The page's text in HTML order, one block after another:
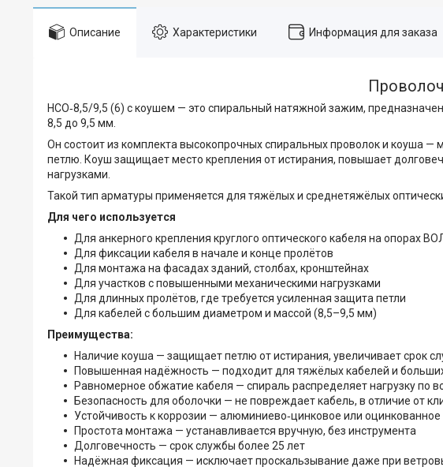
Описание Характеристики Информация для заказа
НСО‑8,5/9,5 (6) с коушем — это спиральный натяжной зажим,
8,5 до 9,5 мм.
Он состоит из комплекта высокопрочных спиральных проволок и коуша
петлю. Коуш защищает место крепления от истирания, повышает
нагрузками.
Такой тип арматуры применяется для тяжёлых и среднетяжёлых
Для чего используется
Для анкерного крепления круглого оптического кабеля на опорах
Для фиксации кабеля в начале и конце пролётов
Для монтажа на фасадах зданий, столбах, кронштейнах
Для участков с повышенными механическими нагрузками
Для длинных пролётов, где требуется усиленная защита петли
Для кабелей с большим диаметром и массой (8,5–9,5 мм)
Преимущества:
Наличие коуша — защищает петлю от истирания, увеличивает срок
Повышенная надёжность — подходит для тяжёлых кабелей и
Равномерное обжатие кабеля — спираль распределяет нагрузку по
Безопасность для оболочки — не повреждает кабель, в отличие от
Устойчивость к коррозии — алюминиево‑цинковое или
Простота монтажа — устанавливается вручную, без инструмента
Долговечность — срок службы более 25 лет
Надёжная фиксация — исключает проскальзывание даже при